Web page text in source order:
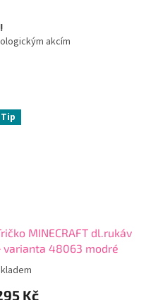
akcím
Tip
MINECRAFT dl.rukáv
varianta 48063 modré
Kč